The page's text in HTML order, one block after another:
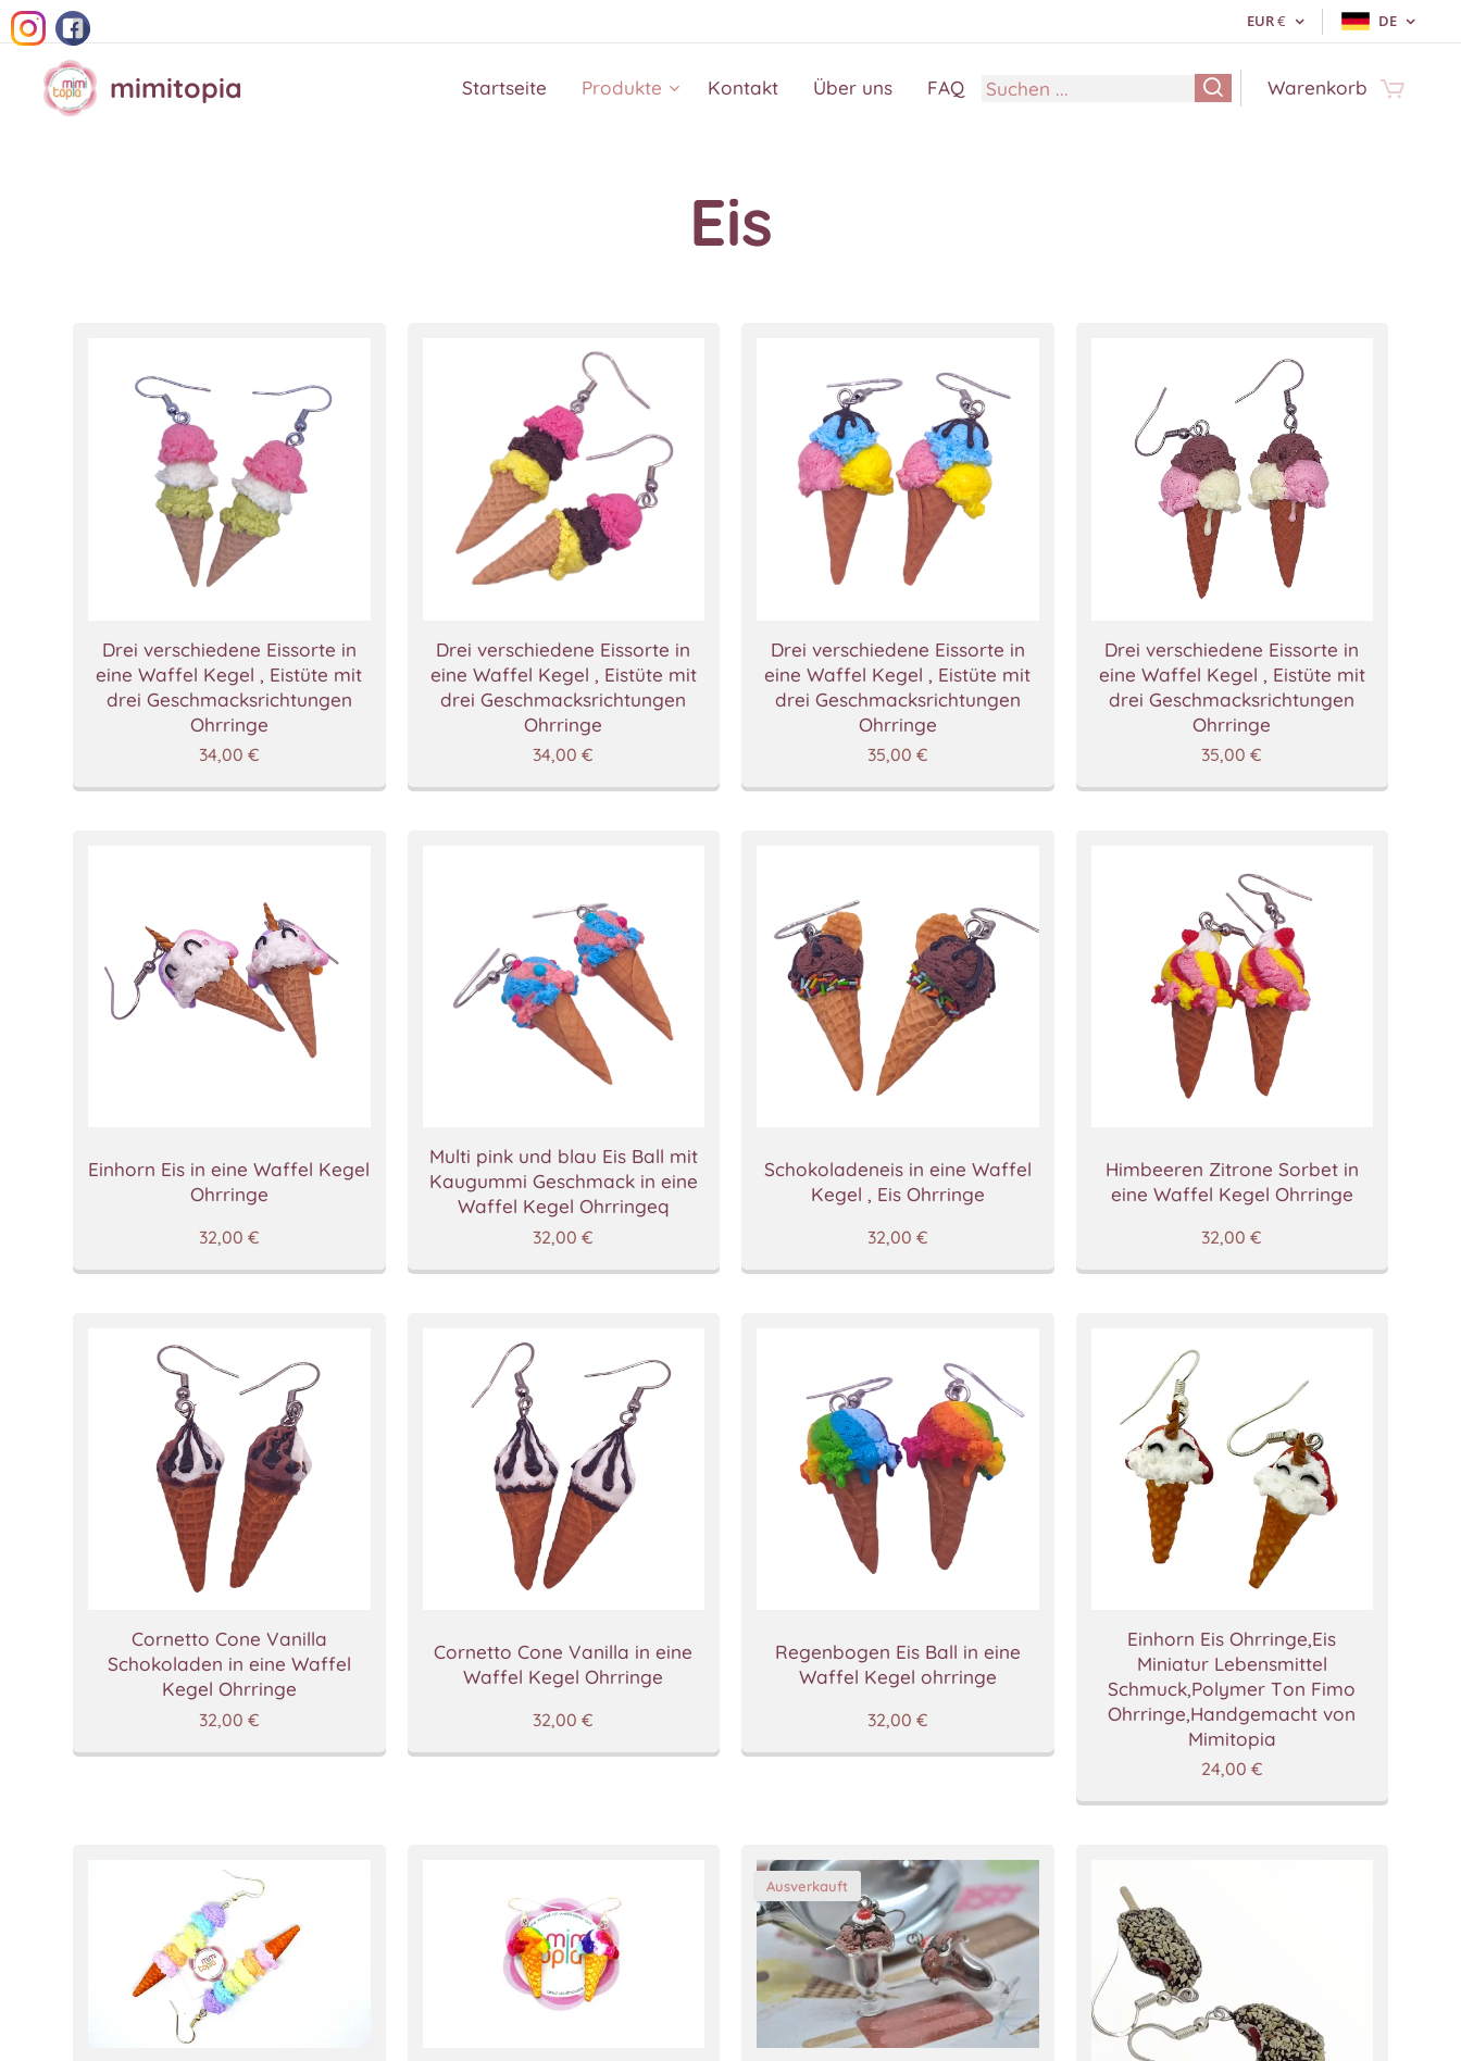
EUR€ DE
mimitopia Startseite Produkte Kontakt Über uns FAQ Warenkorb
Eis
Drei verschiedene Eissorte in
eine Waffel Kegel , Eistüte mit
drei Geschmacksrichtungen
Ohrringe
34,00 €
Drei verschiedene Eissorte in
eine Waffel Kegel , Eistüte mit
drei Geschmacksrichtungen
Ohrringe
34,00 €
Drei verschiedene Eissorte in
eine Waffel Kegel , Eistüte mit
drei Geschmacksrichtungen
Ohrringe
35,00 €
Drei verschiedene Eissorte in
eine Waffel Kegel , Eistüte mit
drei Geschmacksrichtungen
Ohrringe
35,00 €
Einhorn Eis in eine Waffel Kegel
Ohrringe
32,00 €
Multi pink und blau Eis Ball mit
Kaugummi Geschmack in eine
Waffel Kegel Ohrringeq
32,00 €
Schokoladeneis in eine Waffel
Kegel , Eis Ohrringe
32,00 €
Himbeeren Zitrone Sorbet in
eine Waffel Kegel Ohrringe
32,00 €
Cornetto Cone Vanilla
Schokoladen in eine Waffel
Kegel Ohrringe
32,00 €
Cornetto Cone Vanilla in eine
Waffel Kegel Ohrringe
32,00 €
Regenbogen Eis Ball in eine
Waffel Kegel ohrringe
32,00 €
Einhorn Eis Ohrringe,Eis
Miniatur Lebensmittel
Schmuck,Polymer Ton Fimo
Ohrringe,Handgemacht von
Mimitopia
24,00 €
Ausverkauft